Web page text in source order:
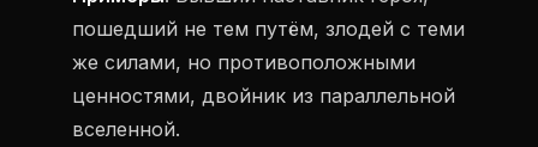
пошедший не тем путём, злодей с теми
же силами, но противоположными
ценностями, двойник из параллельной
вселенной.